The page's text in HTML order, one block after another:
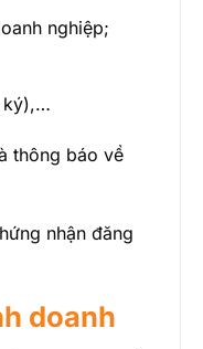
nghiệp;
ký),…
thông báo về
nhận đăng
doanh